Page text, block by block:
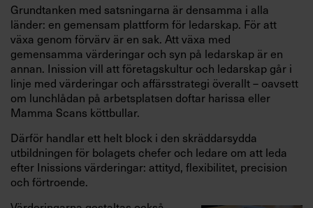
Grundtanken med satsningarna är densamma i alla
länder: en gemensam plattform för ledarskap. För att
växa genom förvärv är en sak. Att växa med
gemensamma värderingar och syn på ledarskap är en
annan. Inission vill att företagskultur och ledarskap går i
linje med värderingar och affärsstrategi överallt – oavsett
om lunchlådan på arbetsplatsen doftar harissa eller
Mamma Scans köttbullar.
Därför handlar ett helt block i den skräddarsydda
utbildningen för bolagets chefer och ledare om att leda
efter Inissions värderingar: attityd, flexibilitet, precision
och förtroende.